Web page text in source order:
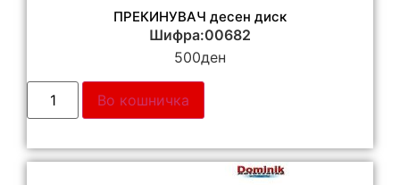
ПРЕКИНУВАЧ десен диск
Шифра:00682
500ден
Во кошничка